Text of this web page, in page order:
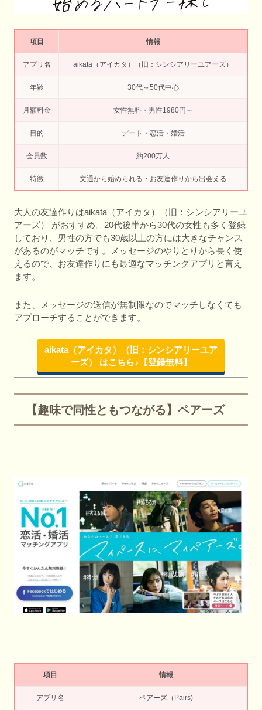
項目 情報
アプリ名 aikata（アイカタ）（旧：シンシアリーユアーズ）
年齢 30代～50代中心
月額料金 女性無料・男性1980円～
目的 デート・恋活・婚活
会員数 約200万人
特徴 文通から始められる・お友達作りから出会える
大人の友達作りはaikata（アイカタ）（旧：シンシアリーユ
アーズ） がおすすめ。20代後半から30代の女性も多く登録
しており、男性の方でも30歳以上の方には大きなチャンス
があるのがマッチです。メッセージのやりとりから長く使
えるので、お友達作りにも最適なマッチングアプリと言え
ます。
また、メッセージの送信が無制限なのでマッチしなくても
アプローチすることができます。
aikata（アイカタ）（旧：シンシアリーユア
ーズ） はこちら♪【登録無料】
【趣味で同性ともつながる】ペアーズ
項目 情報
アプリ名 ペアーズ（Pairs)